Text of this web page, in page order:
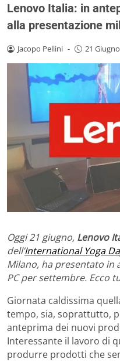
Lenovo Italia: in
alla presentazione
Jacopo Pellini - 21
Oggi 21 giugno, Lenovo
dell’International Yoga
Milano, ha presentato in
PC per settembre. Ecco
Giornata caldissima
tempo, sia, soprattutto,
anteprima dei nuovi
Interessante il lavoro di
produrre prodotti che